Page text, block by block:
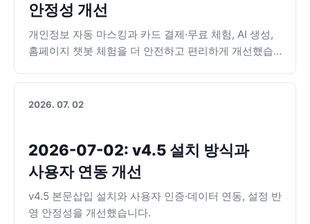
안정성 개선
개인정보 자동 마스킹과 카드 결제·무료 체험, AI 생성,
홈페이지 챗봇 체험을 더 안전하고 편리하게 개선했습
2026. 07. 02
2026-07-02: v4.5 설치 방식과
사용자 연동 개선
v4.5 본문삽입 설치와 사용자 인증·데이터 연동, 설정 반
영 안정성을 개선했습니다.